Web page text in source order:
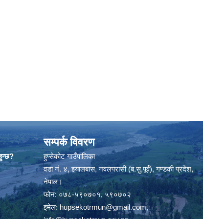
सम्पर्क विवरण
हुप्सेकोट गाउँपालिका
वडा नं. ४, झ्यालबास, नवलपरासी (ब.सु.पूर्व), गण्डकी प्रदेश,
नेपाल।
फोन: ०७८-५९०७०१, ५९०७०२
इमेल: hupsekotrmun@gmail.com,